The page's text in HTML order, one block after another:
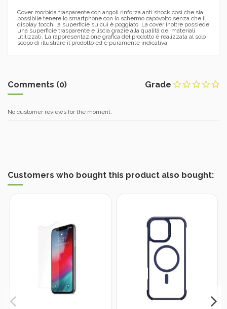
Cover morbida trasparente con angoli rinforza anti shock così che sia
possibile tenere lo smartphone con lo schermo capovolto senza che il
display tocchi la superficie su cui è poggiato. La cover inoltre possiede
una superficie trasparente e liscia grazie alla qualità dei materiali
utilizzati. La rappresentazione grafica del prodotto è realizzata al solo
scopo di illustrare il prodotto ed è puramente indicativa.
Grade
Comments (0)
No customer reviews for the moment.
Customers who bought this product also bought: